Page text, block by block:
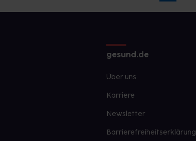
gesund.de
Über uns
Karriere
Newsletter
Barrierefreiheitserklärung